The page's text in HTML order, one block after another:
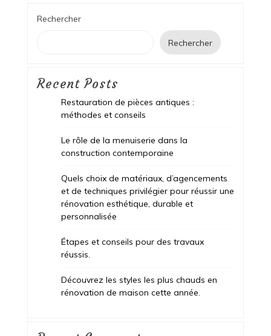
Rechercher
Rechercher
Recent Posts
Restauration de pièces antiques :
méthodes et conseils
Le rôle de la menuiserie dans la
construction contemporaine
Quels choix de matériaux, d’agencements
et de techniques privilégier pour réussir une
rénovation esthétique, durable et
personnalisée
Étapes et conseils pour des travaux
réussis.
Découvrez les styles les plus chauds en
rénovation de maison cette année.